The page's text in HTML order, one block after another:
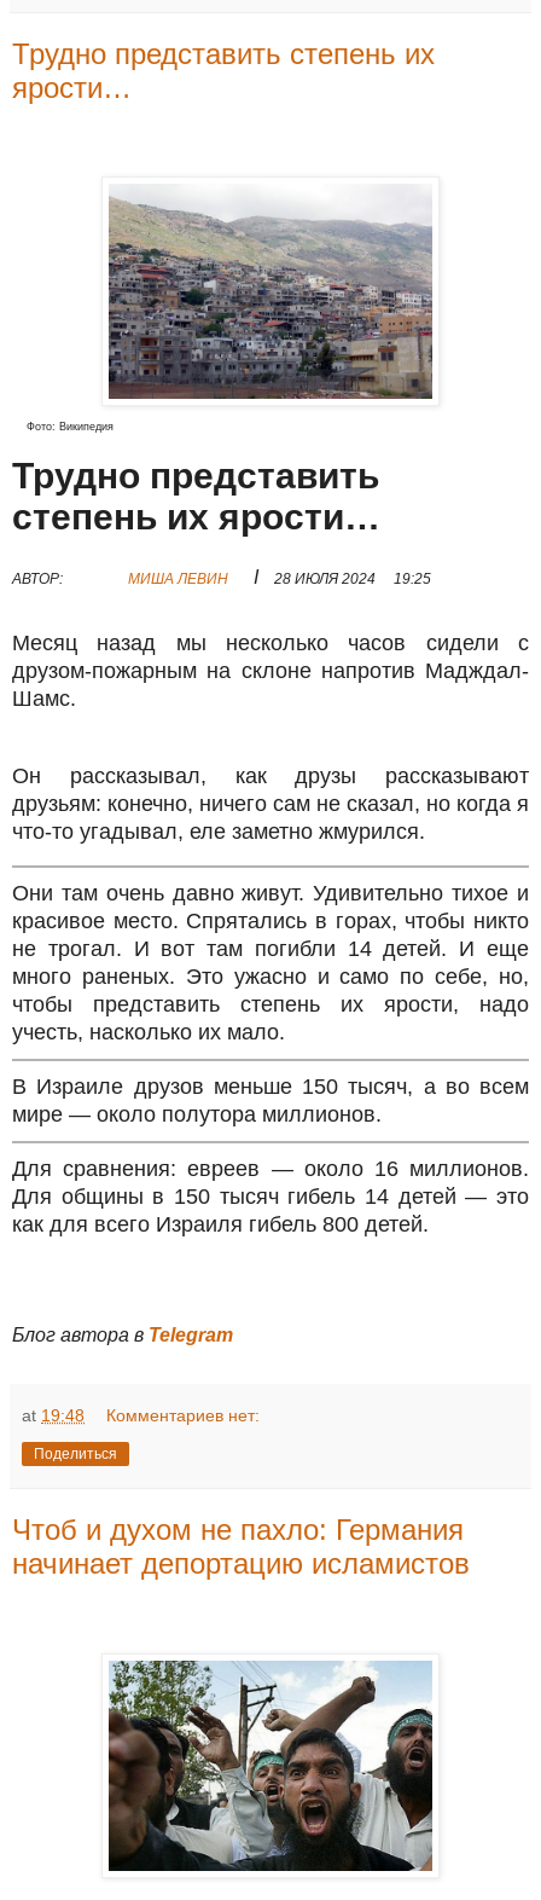
Трудно представить степень их
ярости…
Фото: Википедия
Трудно представить
степень их ярости…
АВТОР: МИША ЛЕВИН I 28 ИЮЛЯ 2024 19:25
Месяц назад мы несколько часов сидели с
друзом-пожарным на склоне напротив Мадждал-
Шамс.
Он рассказывал, как друзы рассказывают
друзьям: конечно, ничего сам не сказал, но когда я
что-то угадывал, еле заметно жмурился.
Они там очень давно живут. Удивительно тихое и
красивое место. Спрятались в горах, чтобы никто
не трогал. И вот там погибли 14 детей. И еще
много раненых. Это ужасно и само по себе, но,
чтобы представить степень их ярости, надо
учесть, насколько их мало.
В Израиле друзов меньше 150 тысяч, а во всем
мире — около полутора миллионов.
Для сравнения: евреев — около 16 миллионов.
Для общины в 150 тысяч гибель 14 детей—это
как для всего Израиля гибель 800 детей.
Блог автора в Telegram
at 19:48 Комментариев нет:
Поделиться
Чтоб и духом не пахло: Германия
начинает депортацию исламистов